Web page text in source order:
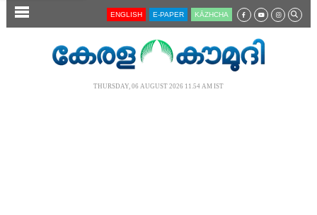
SECTIONS ENGLISH E-PAPER KĀZHCHA
THURSDAY, 06 AUGUST 2026 11.54 AM IST